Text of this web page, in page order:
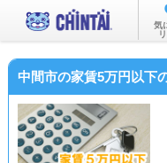
気
中間市の家賃5万円以下